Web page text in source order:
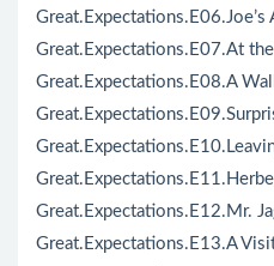
Great.Expectations.E06.Joe’s
Great.Expectations.E07.At
Great.Expectations.E08.A
Great.Expectations.E12.Mr.
Great.Expectations.E13.A